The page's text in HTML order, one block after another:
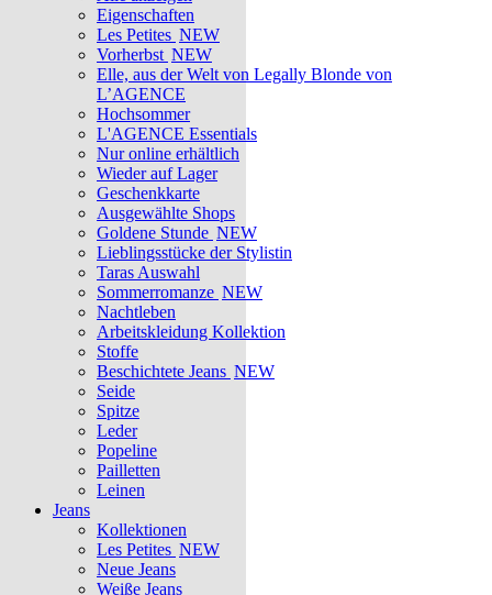
Eigenschaften
Les Petites NEW
Vorherbst NEW
Elle, aus der Welt von Legally Blonde von
L’AGENCE
Hochsommer
L'AGENCE Essentials
Nur online erhältlich
Wieder auf Lager
Geschenkkarte
Ausgewählte Shops
Goldene Stunde NEW
Lieblingsstücke der Stylistin
Taras Auswahl
Sommerromanze NEW
Nachtleben
Arbeitskleidung Kollektion
Stoffe
Beschichtete Jeans NEW
Seide
Spitze
Leder
Popeline
Pailletten
Leinen
Jeans
Kollektionen
Les Petites NEW
Neue Jeans
Weiße Jeans